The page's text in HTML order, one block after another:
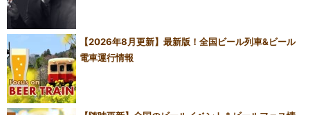
【2026年8月更新】最新版！全国ビール列車&ビール
電車運行情報